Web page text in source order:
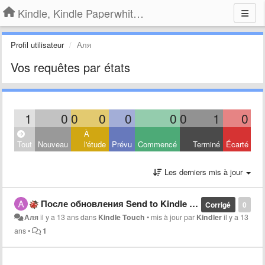
Kindle, Kindle Paperwhite, Kindle Voyage
Profil utilisateur Аля
Vos requêtes par états
1 0 0 0 0 0 0 1 0
Tout Nouveau
À
l'étude Prévu Commencé Terminé Écarté
Les derniers mis à jour
0
Corrigé
После обновления Send to Kindle не отправляет doc-файлы
Аляil y a 13 ansdans Kindle Touch • mis à jour par Kindleril y a 13
ans• 1